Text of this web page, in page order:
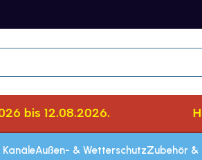
12.08.2026.
KanäleAußen- & WetterschutzZubehör &